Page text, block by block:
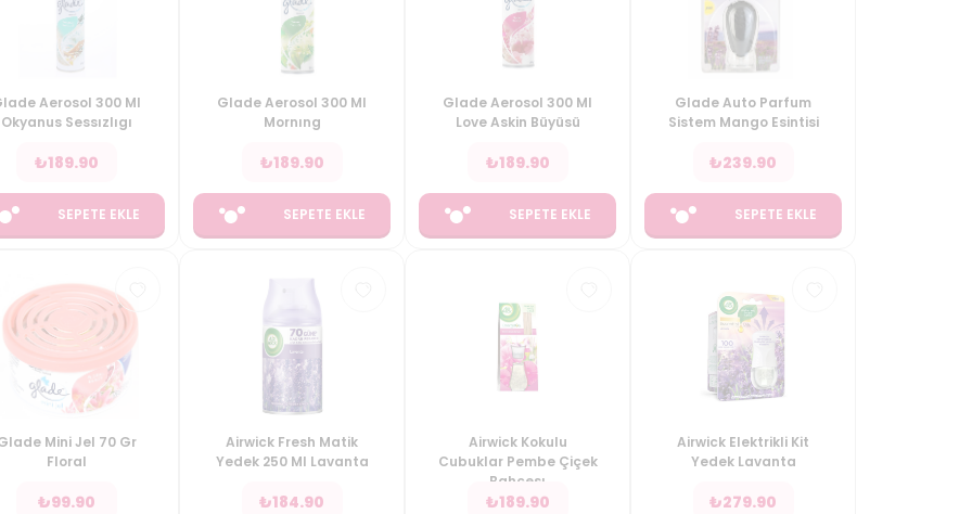
Aerosol 300 Ml
Okyanus Sessızlıgı
₺189.90
SEPETE EKLE
Glade Aerosol 300 Ml
Mornıng
₺189.90
SEPETE EKLE
Glade Aerosol 300 Ml
Love Askin Büyüsü
₺189.90
SEPETE EKLE
Glade Auto Parfum
Sistem Mango Esintisi
₺239.90
SEPETE EKLE
Mini Jel 70 Gr
Floral
₺99.90
Airwick Fresh Matik
Yedek 250 Ml Lavanta
₺184.90
Airwick Kokulu
Cubuklar Pembe Çiçek
Bahcesı
₺189.90
Airwick Elektrikli Kit
Yedek Lavanta
₺279.90